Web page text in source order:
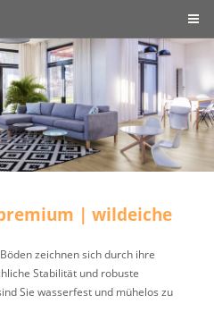
| wildeiche
zeichnen sich durch ihre
Stabilität und robuste
Sie wasserfest und mühelos zu